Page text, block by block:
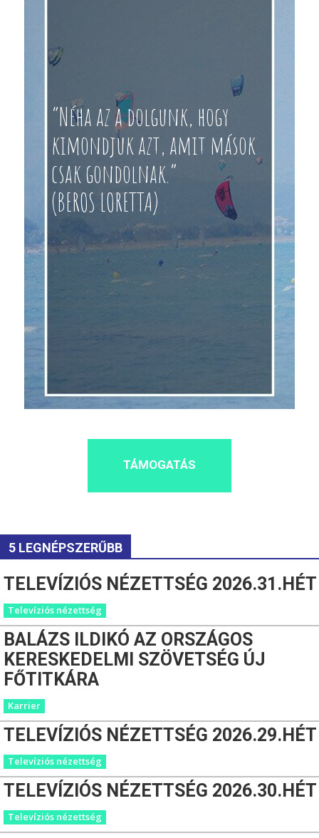
“Néha az a dolgunk, hogy
kimondjuk azt, amit mások
csak gondolnak.”
(BEROS LORETTA)
TÁMOGATÁS
5 LEGNÉPSZERŰBB
TELEVÍZIÓS NÉZETTSÉG 2026.31.HÉT
Televíziós nézettség
BALÁZS ILDIKÓ AZ ORSZÁGOS
KERESKEDELMI SZÖVETSÉG ÚJ
FŐTITKÁRA
Karrier
TELEVÍZIÓS NÉZETTSÉG 2026.29.HÉT
Televíziós nézettség
TELEVÍZIÓS NÉZETTSÉG 2026.30.HÉT
Televíziós nézettség